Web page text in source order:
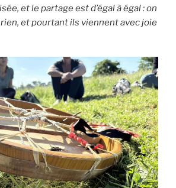
et le partage est d’égal à égal : on
et pourtant ils viennent avec joie